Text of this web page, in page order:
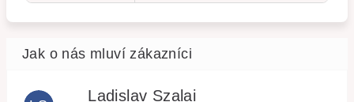
Ladislav Szalai